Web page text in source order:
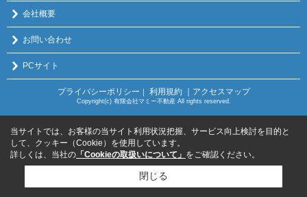
会社概要
お問い合わせ
PCサイト
プライバシーポリシー ｜ 利用規約 ｜アクセスマップ
Copyright(c) 有限会社マミー不動産 All rights reserved.
当サイトでは、お客様の当サイト利用状況把握、サービス向上検討を目的と
して、クッキー（Cookie）を使用しています。
詳しくは、当社の 「Cookieの取扱いについて」 をご確認ください。
閉じる